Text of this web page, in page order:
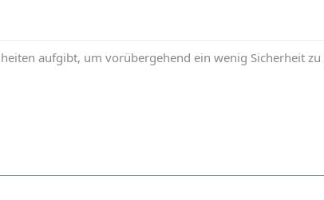
aufgibt, um vorübergehend ein wenig Sicherheit